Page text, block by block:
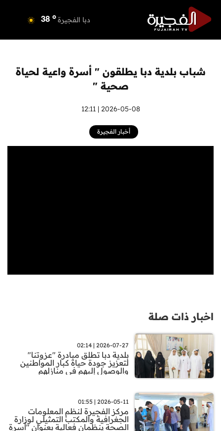
دبا الفجيرة 38 o
عجمان
أم القيوين 39 o
الفجيرة
شباب بلدية دبا يطلقون " أسرة واعية لحياة
صحية "
2026-05-08 | 12:11
أخبار الفجيرة
اخبار ذات صلة
2026-07-27 | 02:14
بلدية دبا تطلق مبادرة "عزوتنا"
لتعزيز جودة حياة كبار المواطنين
والوصول إليهم في منازلهم
2026-05-11 | 01:55
مركز الفجيرة لنظم المعلومات
الجغرافية والمكتب التمثيلي لوزارة
الصحة ينظمان فعالية بعنوان "أسرة